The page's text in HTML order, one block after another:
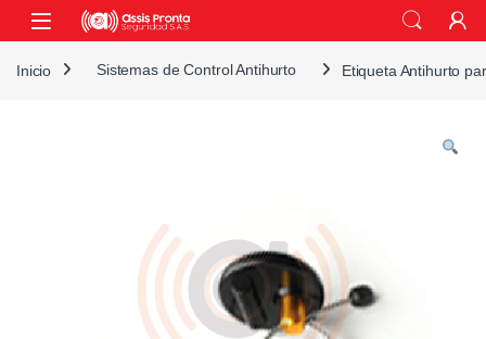
Skip to navigation
Skip to content
Inicio Sistemas de Control Antihurto Etiqueta Antihurto